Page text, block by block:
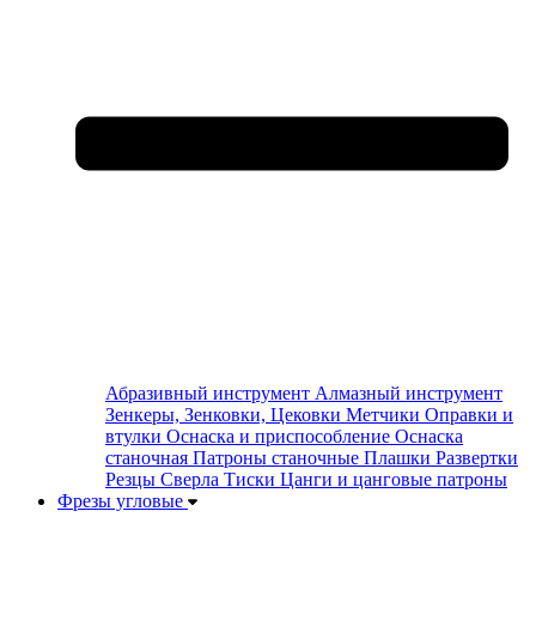
Абразивный инструмент Алмазный инструмент
Зенкеры, Зенковки, Цековки Метчики Оправки и
втулки Оснаска и приспособление Оснаска
станочная Патроны станочные Плашки Развертки
Резцы Сверла Тиски Цанги и цанговые патроны
Фрезы угловые